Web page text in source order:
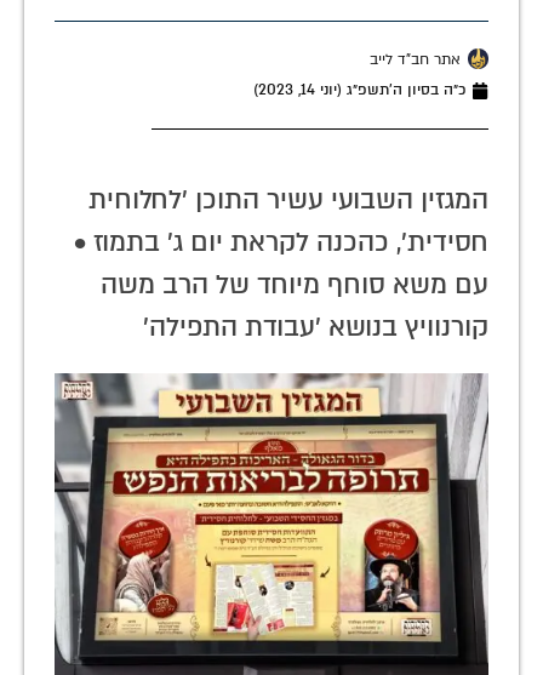
אתר חב"ד לייב
כ״ה בסיון ה׳תשפ״ג (יוני 14, 2023)
המגזין השבועי עשיר התוכן 'לחלוחית
חסידית', כהכנה לקראת יום ג' בתמוז •
עם משא סוחף מיוחד של הרב משה
קורנוויץ בנושא 'עבודת התפילה'